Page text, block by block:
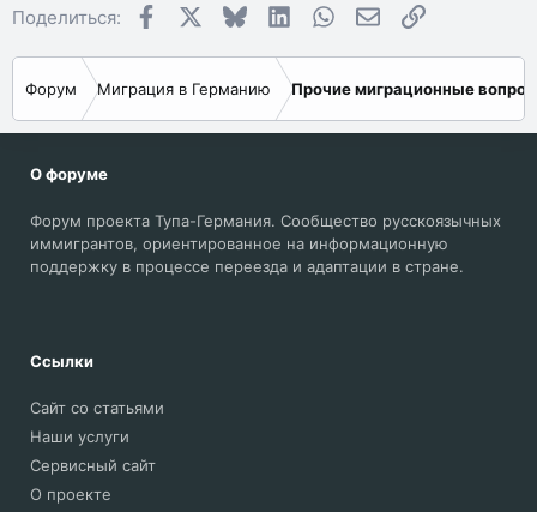
Поделиться: Facebook BlueskyLinkedInWhatsAppЭлектронная
Ссылка
Форум Миграция в Германию Прочие миграционные
О форуме
Форум проекта Тупа-Германия. Сообщество русскоязычных
иммигрантов, ориентированное на информационную
поддержку в процессе переезда и адаптации в стране.
Ссылки
Сайт со статьями
Наши услуги
Сервисный сайт
О проекте